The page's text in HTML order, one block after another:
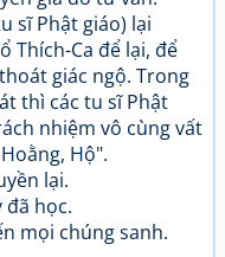
sĩ Phật giáo) lại
Thích-Ca để lại, để
giác ngộ. Trong
thì các tu sĩ Phật
nhiệm vô cùng vất
Hộ".
lại.
đã học.
mọi chúng sanh.